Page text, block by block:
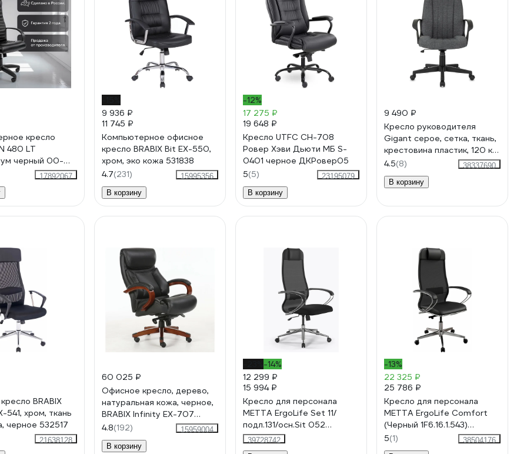
кресло
480 LT
черный 00-
17892067
9 936 ₽
11 745 ₽
Компьютерное офисное
кресло BRABIX Bit EX-550,
хром, эко кожа 531838
4.7(231)
15995356
В корзину
-12%
17 275 ₽
19 648 ₽
Кресло UTFC СН-708
Ровер Хэви Дьюти МБ S-
0401 черное ДКРовер05
5(5)
23195079
В корзину
9 490 ₽
Кресло руководителя
Gigant серое, сетка, ткань,
крестовина пластик, 120 кг
GCH-13
4.5(8)
38337690
В корзину
BRABIX
541, хром, ткань
черное 532517
21638128
60 025 ₽
Офисное кресло, дерево,
натуральная кожа, черное,
BRABIX Infinity EX-707
531826
4.8(192)
15959004
В корзину
-14%
12 299 ₽
15 994 ₽
Кресло для персонала
МЕТТА ErgoLife Set 11/
подл.131/осн.Sit 052
(Черный 13E.16.1.2A3)
z13E.16.1.2A3
39728742
-13%
22 325 ₽
25 786 ₽
Кресло для персонала
МЕТТА ErgoLife Comfort
(Черный 1F6.16.1.543)
z1F6.16.1.543
5(1)
38504176